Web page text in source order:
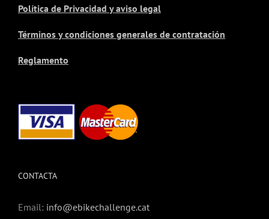
Política de Privacidad y aviso legal
Términos y condiciones generales de contratación
Reglamento
CONTACTA
Email: info@ebikechallenge.cat